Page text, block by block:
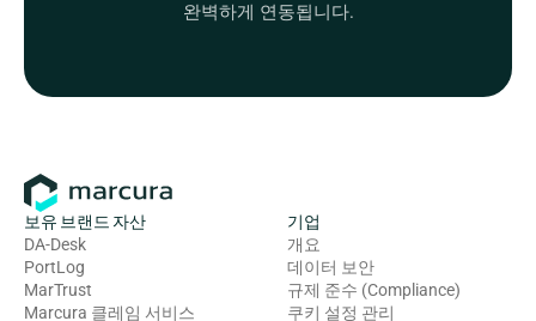
완벽하게 연동됩니다.
보유 브랜드 자산
DA-Desk
PortLog
MarTrust
Marcura 클레임 서비스
기업
개요
데이터 보안
규제 준수 (Compliance)
쿠키 설정 관리